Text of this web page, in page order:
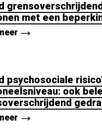
met een
psychosociale
ook